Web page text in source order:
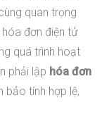
quan trọng
đơn điện tử
quá trình hoạt
phải lập hóa đơn
bảo tính hợp lệ,